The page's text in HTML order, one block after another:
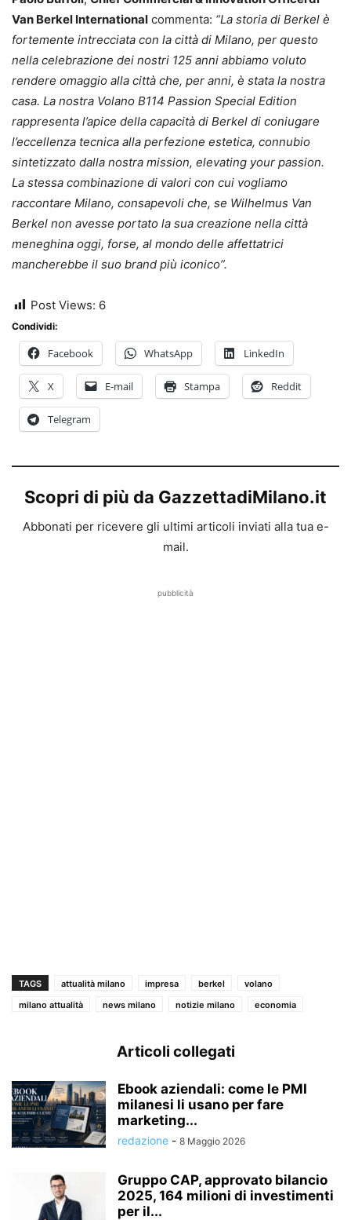
Van Berkel International commenta: “La storia di Berkel è
fortemente intrecciata con la città di Milano, per questo
nella celebrazione dei nostri 125 anni abbiamo voluto
rendere omaggio alla città che, per anni, è stata la nostra
casa. La nostra Volano B114 Passion Special Edition
rappresenta l’apice della capacità di Berkel di coniugare
l’eccellenza tecnica alla perfezione estetica, connubio
sintetizzato dalla nostra mission, elevating your passion.
La stessa combinazione di valori con cui vogliamo
raccontare Milano, consapevoli che, se Wilhelmus Van
Berkel non avesse portato la sua creazione nella città
meneghina oggi, forse, al mondo delle affettatrici
mancherebbe il suo brand più iconico”.
Post Views: 6
Condividi:
Facebook WhatsApp LinkedIn
X E-mail Stampa Reddit
Telegram
Scopri di più da GazzettadiMilano.it
Abbonati per ricevere gli ultimi articoli inviati alla tua e-
mail.
pubblicità
TAGS attualità milano impresa berkel
volano
milano attualità
news milano notizie milano economia
Articoli collegati
Ebook aziendali: come le PMI
milanesi li usano per fare
marketing...
redazione - 8 Maggio 2026
Gruppo CAP, approvato bilancio
2025, 164 milioni di investimenti
per il...